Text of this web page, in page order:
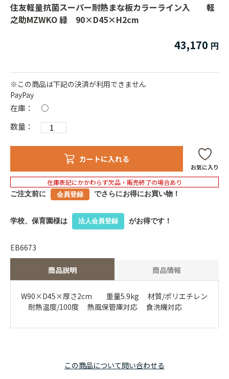
住友軽量抗菌スーパー耐熱まな板カラーライン入 軽
之助MZWKO 緑 90×D45×H2cm
43,170
※この商品は下記の決済が利用できません
PayPay
在庫：
○
数量：
カートに入れる
お気に入り
在庫表記にかかわらず欠品・販売終了の場合あり
ご注文前に 会員登録 でさらにお得にお買い物！
学校、保育園様は 法人会員登録 がお得です！
商品説明 商品情報
W90×D45×厚さ2cm 重量5.9kg 材質/ポリエチレン
耐熱温度/100度 熱風保管庫対応 食洗機対応
この商品について問い合わせる
EB6673